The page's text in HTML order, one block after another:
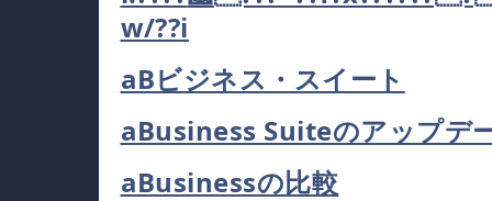
w/??i
aBビジネス・スイート
aBusiness Suiteのアップデ
aBusinessの比較